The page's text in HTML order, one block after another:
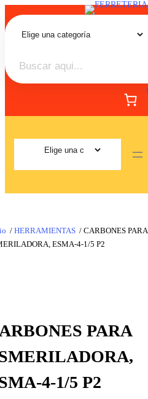
/ HERRAMIENTAS / CARBONES PARA
ESMA-4-1/5 P2
PARA
4-1/5 P2